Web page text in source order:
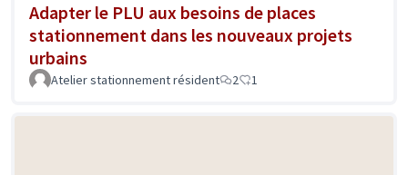
Adapter le PLU aux besoins de places
stationnement dans les nouveaux projets
urbains
Atelier stationnement résident 2 1